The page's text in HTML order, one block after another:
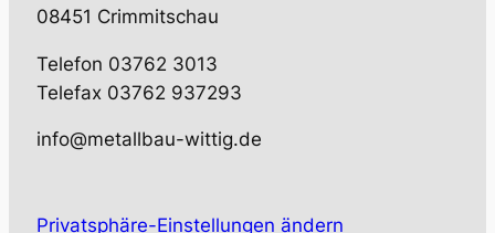
08451 Crimmitschau
Telefon 03762 3013
Telefax 03762 937293
info@metallbau-wittig.de
Privatsphäre-Einstellungen ändern